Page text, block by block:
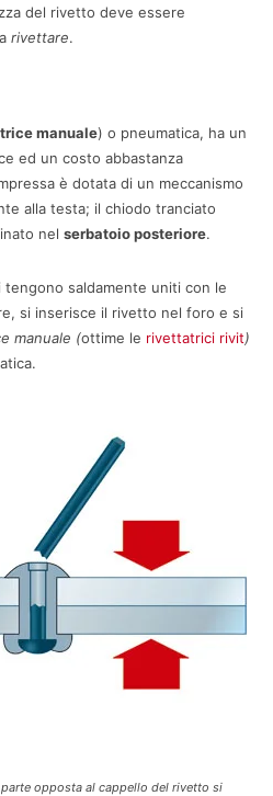
del rivetto deve essere
rivettare.
manuale) o pneumatica, ha un
ed un costo abbastanza
è dotata di un meccanismo
alla testa; il chiodo tranciato
nel serbatoio posteriore.
tengono saldamente uniti con le
si inserisce il rivetto nel foro e si
manuale (ottime le rivettatrici rivit)
opposta al cappello del rivetto si